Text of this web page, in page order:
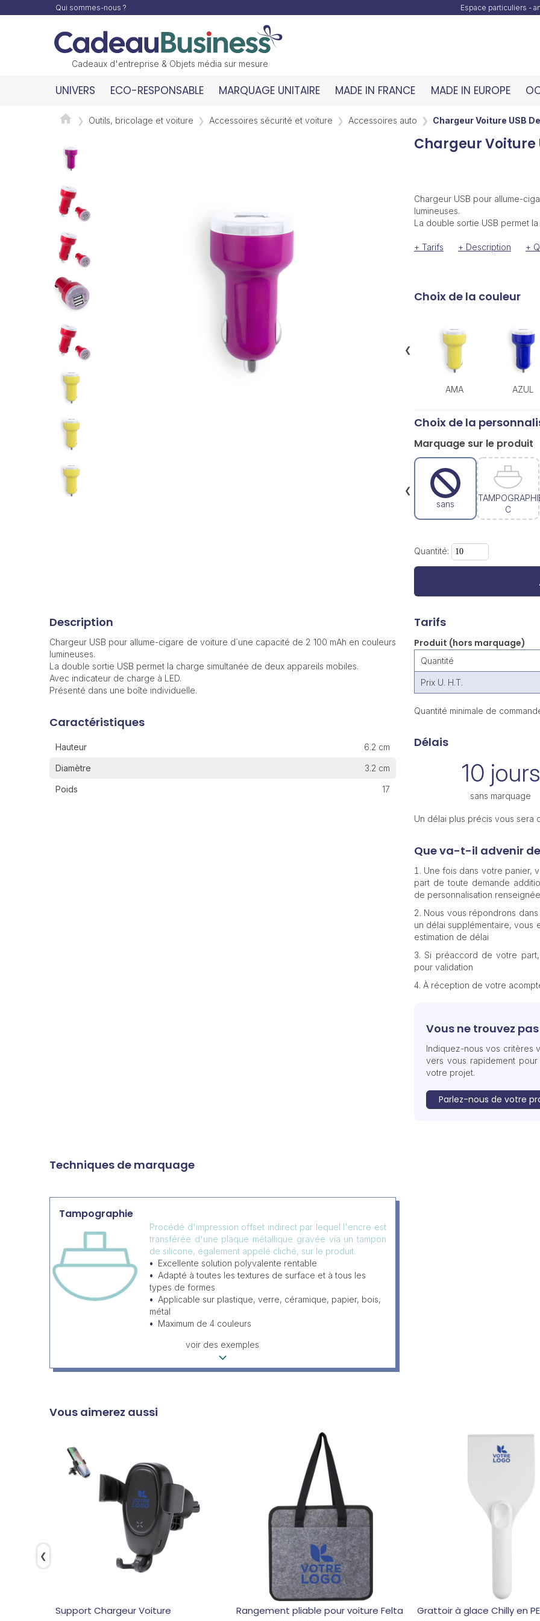
Qui sommes-nous ? Espace particuliers -
Cadeaux d'entreprise & Objets média sur mesure
UNIVERS ECO-RESPONSABLE MARQUAGE UNITAIRE MADE IN FRANCE MADE IN EUROPE
Outils, bricolage et voiture Accessoires sécurité et voiture Accessoires auto Chargeur Voiture USB
Chargeur Voiture
Chargeur USB pour allume-
lumineuses.
La double sortie USB permet
+ Tarifs + Description +
Choix de la couleur
AMA AZUL
❮
Choix de la
Marquage sur le produit
sans
C
❮
Quantité:
Description
Chargeur USB pour allume-cigare de voiture d´une capacité de 2 100 mAh en couleurs
lumineuses.
La double sortie USB permet la charge simultanée de deux appareils mobiles.
Avec indicateur de charge à LED.
Présenté dans une boîte individuelle.
Caractéristiques
Hauteur 6.2 cm
Diamètre 3.2 cm
Poids 17
Tarifs
Produit (hors marquage)
Quantité
Prix U. H.T.
Quantité minimale de
Délais
10 jours
sans marquage
Un délai plus précis vous sera
Que va-t-il advenir
Une fois dans votre panier,
part de toute demande
de personnalisation
Nous vous répondrons
un délai supplémentaire, vous
estimation de délai
Si préaccord de votre
pour validation
À réception de votre
Vous ne trouvez
Indiquez-nous vos critères
vers vous rapidement
votre projet.
Parlez-nous de votre
Techniques de marquage
Tampographie
Procédé d'impression offset indirect par lequel l'encre est
transférée d'une plaque métallique gravée via un tampon
de silicone, également appelé cliché, sur le produit.
Excellente solution polyvalente rentable
Adapté à toutes les textures de surface et à tous les
types de formes
Applicable sur plastique, verre, céramique, papier, bois,
métal
Maximum de 4 couleurs
voir des exemples
Vous aimerez aussi
Support Chargeur Voiture
Rangement pliable pour voiture Felta
Grattoir à glace Chilly en
❮